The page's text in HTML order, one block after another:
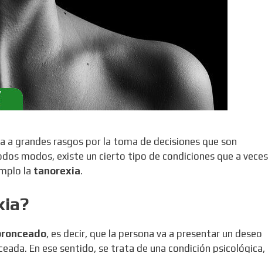
a grandes rasgos por la toma de decisiones que son
modos, existe un cierto tipo de condiciones que a veces
la tanorexia.
, es decir, que la persona va a presentar un deseo
En ese sentido, se trata de una condición psicológica,